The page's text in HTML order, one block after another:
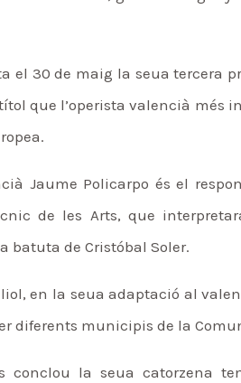
el 30 de maig la seua tercera
que l’operista valencià més
Jaume Policarpo és el
de les Arts, que
batuta de Cristóbal Soler.
en la seua adaptació al
diferents municipis de la
conclou la seua catorzena